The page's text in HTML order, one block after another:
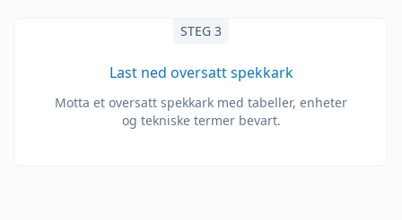
STEG 3
Last ned oversatt spekkark
Motta et oversatt spekkark med tabeller, enheter
og tekniske termer bevart.